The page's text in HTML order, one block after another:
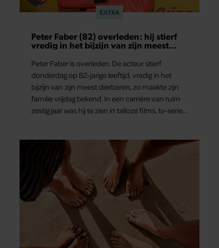
EXTRA
Peter Faber (82) overleden: hij stierf
vredig in het bijzijn van zijn meest
Peter Faber is overleden. De acteur stierf
donderdag op 82-jarige leeftijd, vredig in het
bijzijn van zijn meest dierbaren, zo maakte zijn
familie vrijdag bekend. In een carrière van ruim
zestig jaar was hij te zien in talloze films, tv-series